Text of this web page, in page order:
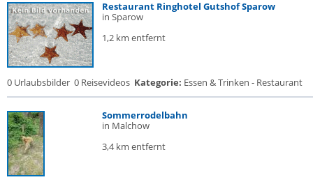
Restaurant Ringhotel Gutshof Sparow
in Sparow
1,2 km entfernt
0 Urlaubsbilder 0 Reisevideos Kategorie: Essen & Trinken - Restaurant
Sommerrodelbahn
in Malchow
3,4 km entfernt